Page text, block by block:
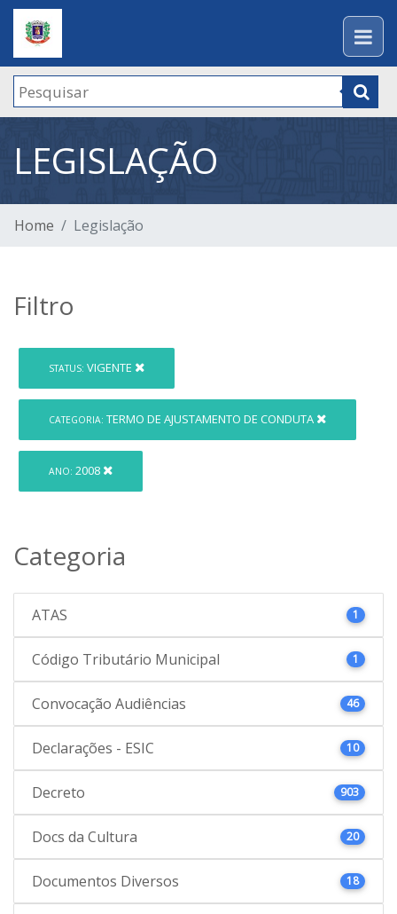
LEGISLAÇÃO
Home Legislação
Filtro
STATUS: VIGENTE
CATEGORIA: TERMO DE AJUSTAMENTO DE CONDUTA
ANO: 2008
Categoria
ATAS 1
Código Tributário Municipal 1
Convocação Audiências 46
Declarações - ESIC 10
Decreto 903
Docs da Cultura 20
Documentos Diversos 18